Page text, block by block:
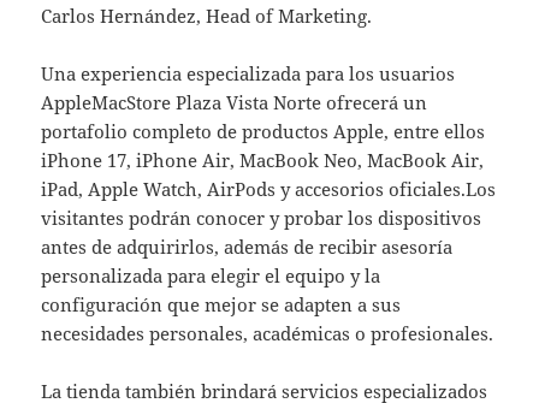
Carlos Hernández, Head of Marketing.
Una experiencia especializada para los usuarios
AppleMacStore Plaza Vista Norte ofrecerá un
portafolio completo de productos Apple, entre ellos
iPhone 17, iPhone Air, MacBook Neo, MacBook Air,
iPad, Apple Watch, AirPods y accesorios oficiales.Los
visitantes podrán conocer y probar los dispositivos
antes de adquirirlos, además de recibir asesoría
personalizada para elegir el equipo y la
configuración que mejor se adapten a sus
necesidades personales, académicas o profesionales.
La tienda también brindará servicios especializados